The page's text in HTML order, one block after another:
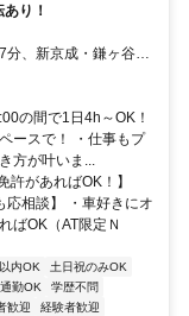
り！
分、新京成・鎌ヶ谷大
の間で1日4h～OK！
ースで！ ・仕事もプ
方が叶いま...
があればOK！】
応相談】 ・車好きにオ
ばOK（AT限定Ｎ
内OK
土日祝のみOK
勤OK
学歴不問
歓迎
経験者歓迎